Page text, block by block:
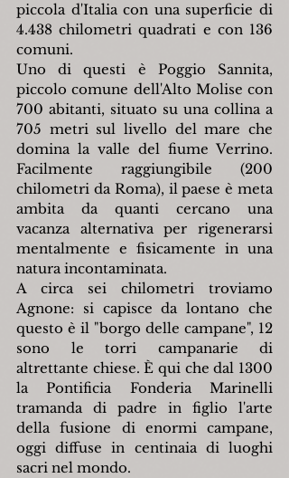
piccola d'Italia con una superficie di
4.438 chilometri quadrati e con 136
comuni.
Uno di questi è Poggio Sannita,
piccolo comune dell'Alto Molise con
700 abitanti, situato su una collina a
705 metri sul livello del mare che
domina la valle del fiume Verrino.
Facilmente raggiungibile (200
chilometri da Roma), il paese è meta
ambita da quanti cercano una
vacanza alternativa per rigenerarsi
mentalmente e fisicamente in una
natura incontaminata.
A circa sei chilometri troviamo
Agnone: si capisce da lontano che
questo è il "borgo delle campane", 12
sono le torri campanarie di
altrettante chiese. È qui che dal 1300
la Pontificia Fonderia Marinelli
tramanda di padre in figlio l'arte
della fusione di enormi campane,
oggi diffuse in centinaia di luoghi
sacri nel mondo.